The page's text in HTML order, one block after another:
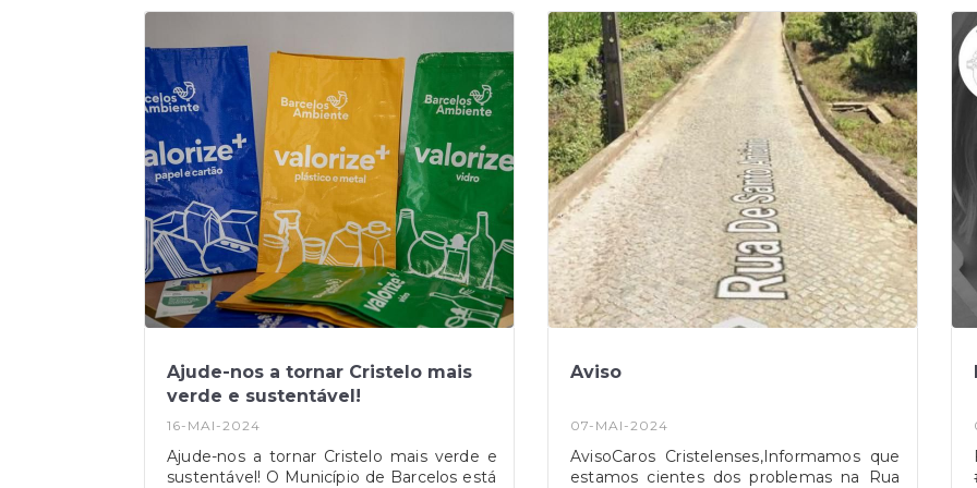
crianças um espaço seguro e acolhedor
onde possam brincar, aprender e sonhar.
Neste dia especial, reafirmamos o nosso
compromisso em trabalhar juntos para
criar um mundo melhor para os nossos
pequenos, cheio de alegria e
esperança.Que este Dia Mundial da
Criança seja repleto de sorrisos,
brincadeiras e momentos inesquecíveis.
Vamos celebrar os nossos jovens, que
com a sua inocência e alegria iluminam os
nossos dias e nos dão esperança para um
futuro mais brilhante.Feliz Dia Mundial da
Criança a
todos!#freguesiacristelobarcelos#cristelo
#barcelos #diamundialdacriança
Ajude-nos a tornar Cristelo mais
verde e sustentável!
16-MAI-2024
Ajude-nos a tornar Cristelo mais verde e
sustentável! O Município de Barcelos está
Aviso
07-MAI-2024
AvisoCaros Cristelenses,Informamos que
estamos cientes dos problemas na Rua